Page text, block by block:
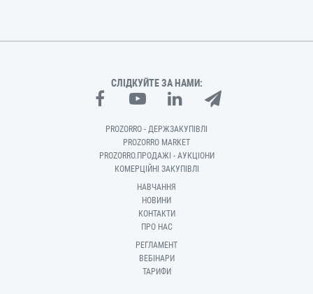
СЛІДКУЙТЕ ЗА НАМИ:
PROZORRO - ДЕРЖЗАКУПІВЛІ
PROZORRO MARKET
PROZORRO.ПРОДАЖІ - АУКЦІОНИ
КОМЕРЦІЙНІ ЗАКУПІВЛІ
НАВЧАННЯ
НОВИНИ
КОНТАКТИ
ПРО НАС
РЕГЛАМЕНТ
ВЕБІНАРИ
ТАРИФИ